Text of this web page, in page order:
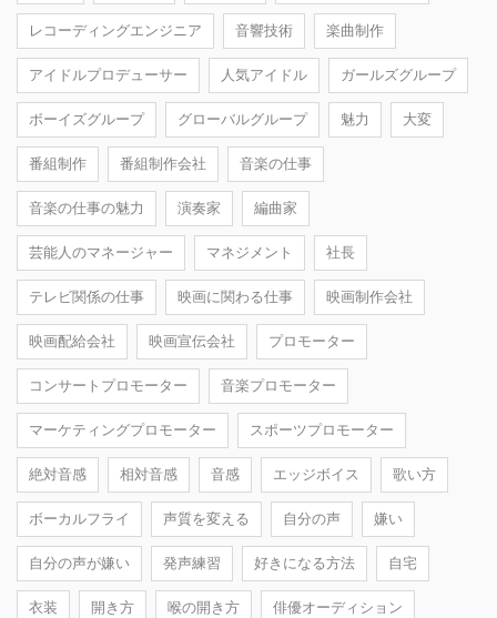
レコーディングエンジニア 音響技術 楽曲制作
アイドルプロデューサー 人気アイドル ガールズグループ
ボーイズグループ グローバルグループ 魅力 大変
番組制作 番組制作会社 音楽の仕事
音楽の仕事の魅力 演奏家 編曲家
芸能人のマネージャー マネジメント 社長
テレビ関係の仕事 映画に関わる仕事 映画制作会社
映画配給会社 映画宣伝会社 プロモーター
コンサートプロモーター 音楽プロモーター
マーケティングプロモーター スポーツプロモーター
絶対音感 相対音感 音感 エッジボイス 歌い方
ボーカルフライ 声質を変える 自分の声 嫌い
自分の声が嫌い 発声練習 好きになる方法 自宅
衣装 開き方 喉の開き方 俳優オーディション